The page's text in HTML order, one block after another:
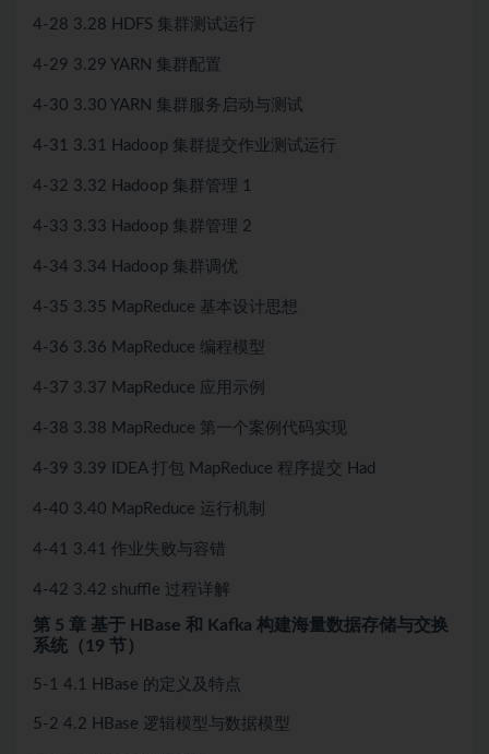
4-28 3.28 HDFS 集群测试运行
4-29 3.29 YARN 集群配置
4-30 3.30 YARN 集群服务启动与测试
4-31 3.31 Hadoop 集群提交作业测试运行
4-32 3.32 Hadoop 集群管理 1
4-33 3.33 Hadoop 集群管理 2
4-34 3.34 Hadoop 集群调优
4-35 3.35 MapReduce 基本设计思想
4-36 3.36 MapReduce 编程模型
4-37 3.37 MapReduce 应用示例
4-38 3.38 MapReduce 第一个案例代码实现
4-39 3.39 IDEA 打包 MapReduce 程序提交 Had
4-40 3.40 MapReduce 运行机制
4-41 3.41 作业失败与容错
4-42 3.42 shuffle 过程详解
第 5 章 基于 HBase 和 Kafka 构建海量数据存储与交换
系统（19 节）
5-1 4.1 HBase 的定义及特点
5-2 4.2 HBase 逻辑模型与数据模型